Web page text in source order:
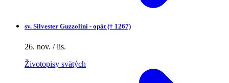
sv. Silvester Guzzolini - opát († 1267)
26. nov. / lis.
Životopisy svätých